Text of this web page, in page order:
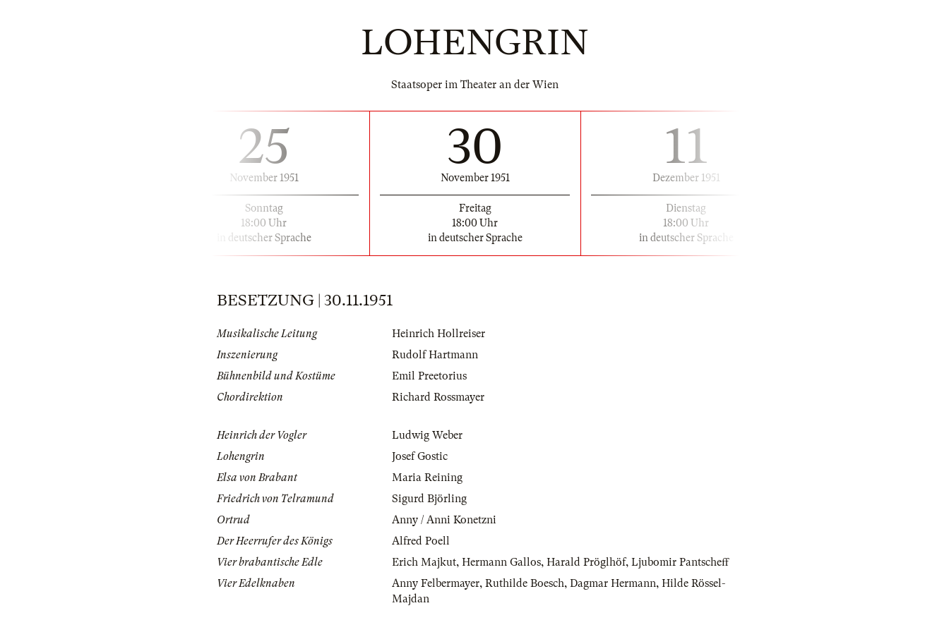
LOHENGRIN
Staatsoper im Theater an der Wien
25
November 1951
Sonntag
18:00 Uhr
in deutscher Sprache
30
November 1951
Freitag
18:00 Uhr
in deutscher Sprache
11
Dezember 1951
Dienstag
18:00 Uhr
in deutscher Sprache
BESETZUNG | 30.11.1951
Musikalische Leitung
Heinrich Hollreiser
Inszenierung
Rudolf Hartmann
Bühnenbild und Kostüme
Emil Preetorius
Chordirektion
Richard Rossmayer
Heinrich der Vogler
Ludwig Weber
Lohengrin
Josef Gostic
Elsa von Brabant
Maria Reining
Friedrich von Telramund
Sigurd Björling
Ortrud
Anny / Anni Konetzni
Der Heerrufer des Königs
Alfred Poell
Vier brabantische Edle
Erich Majkut, Hermann Gallos, Harald Pröglhöf, Ljubomir Pantscheff
Vier Edelknaben
Anny Felbermayer, Ruthilde Boesch, Dagmar Hermann, Hilde Rössel-
Majdan